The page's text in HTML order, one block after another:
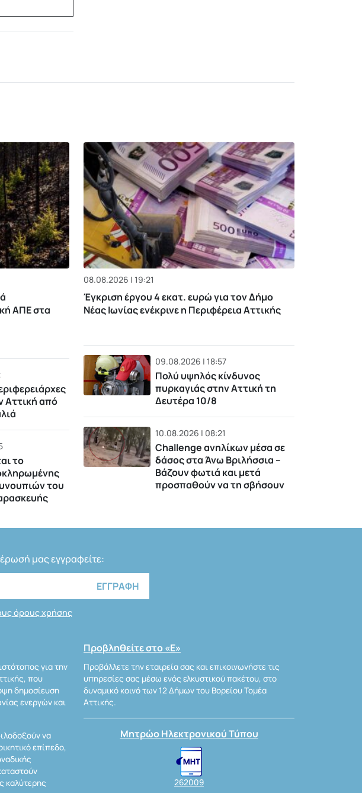
ΑΠΕ στα
Αττική από
το
του
08.08.2026 | 19:21
Έγκριση έργου 4 εκατ. ευρώ για τον Δήμο
Νέας Ιωνίας ενέκρινε η Περιφέρεια Αττικής
09.08.2026 | 18:57
Πολύ υψηλός κίνδυνος
πυρκαγιάς στην Αττική τη
Δευτέρα 10/8
10.08.2026 | 08:21
Challenge ανηλίκων μέσα σε
δάσος στα Άνω Βριλήσσια –
Βάζουν φωτιά και μετά
προσπαθούν να τη σβήσουν
μας εγγραφείτε:
όρους χρήσης
για την
που
δημοσίευση
ενεργών και
να
επίπεδο,
καλύτερης
Προβληθείτε στο «Ε»
Προβάλλετε την εταιρεία σας και επικοινωνήστε τις
υπηρεσίες σας μέσω ενός ελκυστικού πακέτου, στο
δυναμικό κοινό των 12 Δήμων του Βορείου Τομέα
Αττικής.
Μητρώο Ηλεκτρονικού Τύπου
262009